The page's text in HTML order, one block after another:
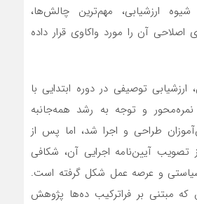
ارزشیابی، مهم‌ترین چالش‌ها،
آن را مورد واکاوی قرار داده
توصیفی در دوره ابتدایی با
و توجه به رشد همه‌جانبه
طراحی و اجرا شد، اما پس از
تصویب آیین‌نامه اجرایی آن، شکافی
و عرصه عمل شکل گرفته است.
که مبتنی بر فراترکیب ده‌ها پژوهش